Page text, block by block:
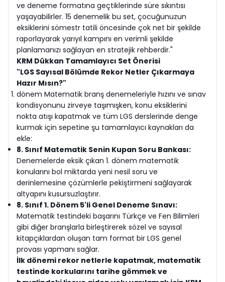
ve deneme formatına geçtiklerinde süre sıkıntısı
yaşayabilirler. 15 denemelik bu set, çocuğunuzun
eksiklerini sömestr tatili öncesinde çok net bir şekilde
raporlayarak yarıyıl kampını en verimli şekilde
planlamanızı sağlayan en stratejik rehberdir."
KRM Dükkan Tamamlayıcı Set Önerisi
"LGS Sayısal Bölümde Rekor Netler Çıkarmaya
Hazır Mısın?"
dönem Matematik branş denemeleriyle hızını ve sınav
kondisyonunu zirveye taşımışken, konu eksiklerini
nokta atışı kapatmak ve tüm LGS derslerinde denge
kurmak için sepetine şu tamamlayıcı kaynakları da
ekle:
8. Sınıf Matematik Senin Kupan Soru Bankası:
Denemelerde eksik çıkan 1. dönem matematik
konularını bol miktarda yeni nesil soru ve
derinlemesine çözümlerle pekiştirmeni sağlayarak
altyapını kusursuzlaştırır.
8. Sınıf 1. Dönem 5'li Genel Deneme Sınavı:
Matematik testindeki başarını Türkçe ve Fen Bilimleri
gibi diğer branşlarla birleştirerek sözel ve sayısal
kitapçıklardan oluşan tam format bir LGS genel
provası yapmanı sağlar.
İlk dönemi rekor netlerle kapatmak, matematik
testinde korkularını tarihe gömmek ve